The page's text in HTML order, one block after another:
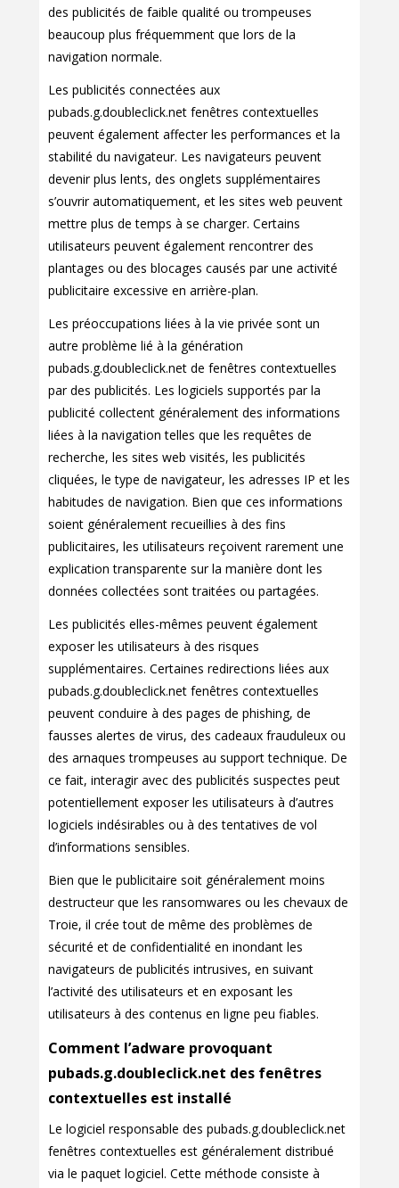
des publicités de faible qualité ou trompeuses
beaucoup plus fréquemment que lors de la
navigation normale.
Les publicités connectées aux
pubads.g.doubleclick.net fenêtres contextuelles
peuvent également affecter les performances et la
stabilité du navigateur. Les navigateurs peuvent
devenir plus lents, des onglets supplémentaires
s’ouvrir automatiquement, et les sites web peuvent
mettre plus de temps à se charger. Certains
utilisateurs peuvent également rencontrer des
plantages ou des blocages causés par une activité
publicitaire excessive en arrière-plan.
Les préoccupations liées à la vie privée sont un
autre problème lié à la génération
pubads.g.doubleclick.net de fenêtres contextuelles
par des publicités. Les logiciels supportés par la
publicité collectent généralement des informations
liées à la navigation telles que les requêtes de
recherche, les sites web visités, les publicités
cliquées, le type de navigateur, les adresses IP et les
habitudes de navigation. Bien que ces informations
soient généralement recueillies à des fins
publicitaires, les utilisateurs reçoivent rarement une
explication transparente sur la manière dont les
données collectées sont traitées ou partagées.
Les publicités elles-mêmes peuvent également
exposer les utilisateurs à des risques
supplémentaires. Certaines redirections liées aux
pubads.g.doubleclick.net fenêtres contextuelles
peuvent conduire à des pages de phishing, de
fausses alertes de virus, des cadeaux frauduleux ou
des arnaques trompeuses au support technique. De
ce fait, interagir avec des publicités suspectes peut
potentiellement exposer les utilisateurs à d’autres
logiciels indésirables ou à des tentatives de vol
d’informations sensibles.
Bien que le publicitaire soit généralement moins
destructeur que les ransomwares ou les chevaux de
Troie, il crée tout de même des problèmes de
sécurité et de confidentialité en inondant les
navigateurs de publicités intrusives, en suivant
l’activité des utilisateurs et en exposant les
utilisateurs à des contenus en ligne peu fiables.
Comment l’adware provoquant
pubads.g.doubleclick.net des fenêtres
contextuelles est installé
Le logiciel responsable des pubads.g.doubleclick.net
fenêtres contextuelles est généralement distribué
via le paquet logiciel. Cette méthode consiste à